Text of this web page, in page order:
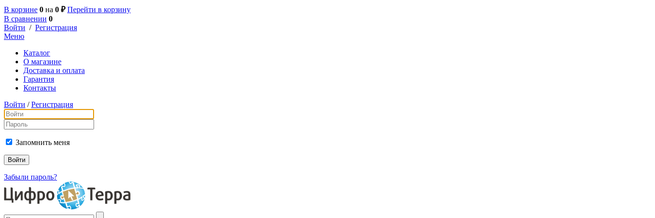
В корзине 0 на 0 ₽ Перейти в корзину
В сравнении 0
Войти / Регистрация
Меню
Каталог
О магазине
Доставка и оплата
Гарантия
Контакты
Войти / Регистрация
Запомнить меня
Забыли пароль?